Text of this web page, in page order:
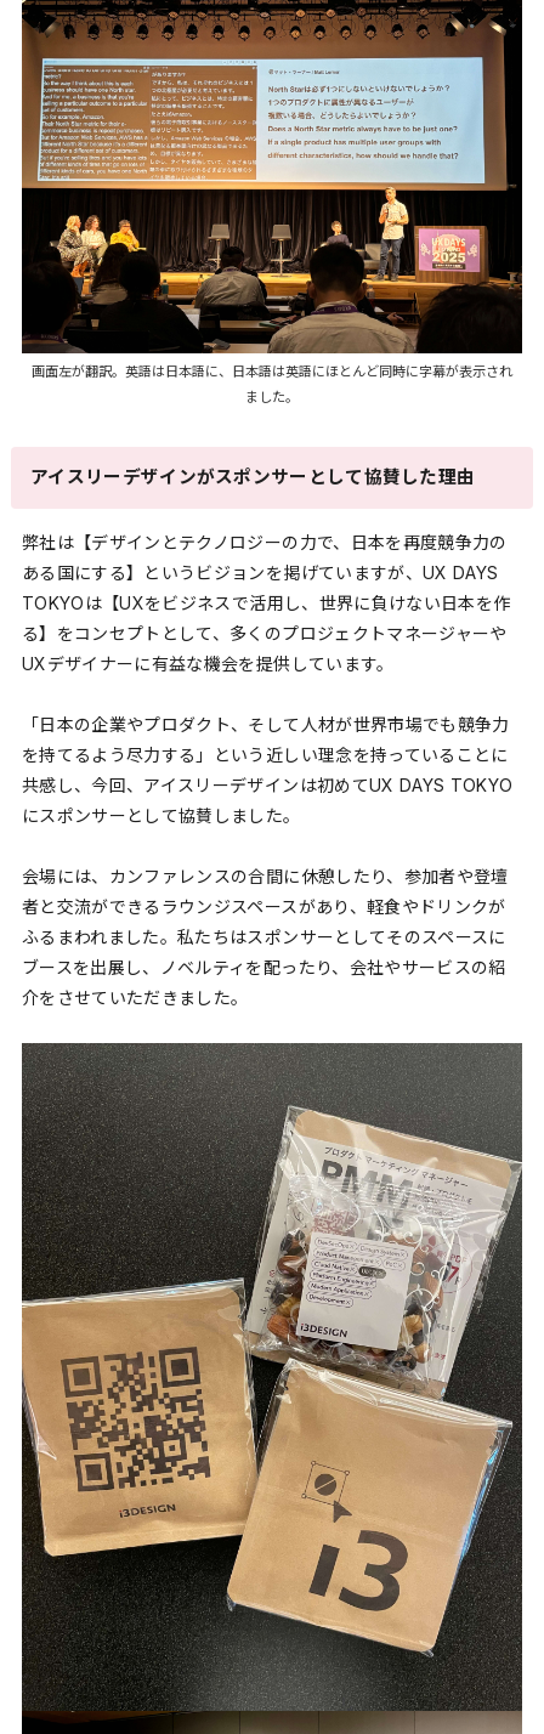
画面左が翻訳。英語は日本語に、日本語は英語にほとんど同時に字幕が表示され
ました。
アイスリーデザインがスポンサーとして協賛した理由
弊社は【デザインとテクノロジーの力で、日本を再度競争力の
ある国にする】というビジョンを掲げていますが、UX DAYS
TOKYOは【UXをビジネスで活用し、世界に負けない日本を作
る】をコンセプトとして、多くのプロジェクトマネージャーや
UXデザイナーに有益な機会を提供しています。
「日本の企業やプロダクト、そして人材が世界市場でも競争力
を持てるよう尽力する」という近しい理念を持っていることに
共感し、今回、アイスリーデザインは初めてUX DAYS TOKYO
にスポンサーとして協賛しました。
会場には、カンファレンスの合間に休憩したり、参加者や登壇
者と交流ができるラウンジスペースがあり、軽食やドリンクが
ふるまわれました。私たちはスポンサーとしてそのスペースに
ブースを出展し、ノベルティを配ったり、会社やサービスの紹
介をさせていただきました。